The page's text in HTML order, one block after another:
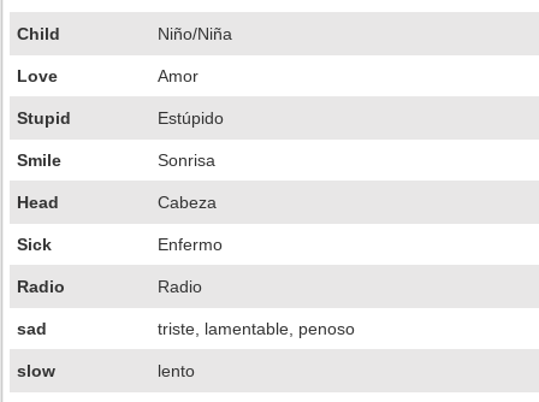
Child Niño/Niña
Love Amor
Stupid Estúpido
Smile Sonrisa
Head Cabeza
Sick Enfermo
Radio Radio
sad triste, lamentable, penoso
slow lento